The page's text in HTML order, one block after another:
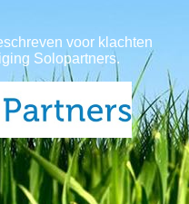
voor klachten
Solopartners.